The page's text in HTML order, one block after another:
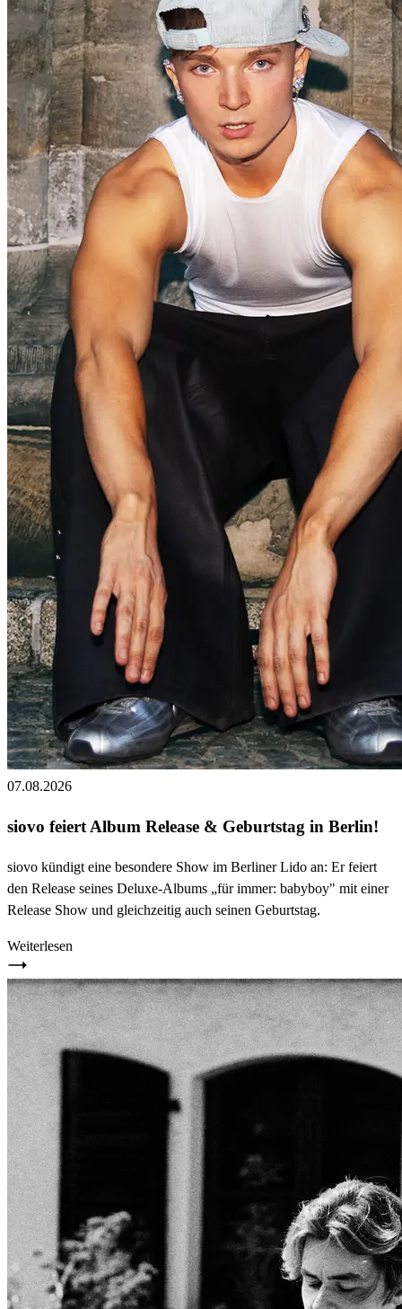
07.08.2026
siovo feiert Album Release & Geburtstag in Berlin!
siovo kündigt eine besondere Show im Berliner Lido an: Er feiert
den Release seines Deluxe-Albums „für immer: babyboy" mit einer
Release Show und gleichzeitig auch seinen Geburtstag.
Weiterlesen